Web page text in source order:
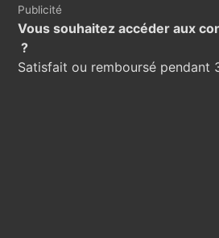
Publicité
Vous souhaitez accéder aux
?
Satisfait ou remboursé pendant